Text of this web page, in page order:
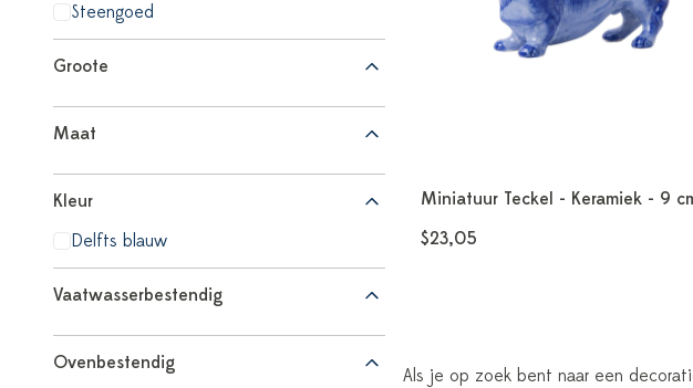
Steengoed
Groote
Maat
Kleur
Delfts blauw
Vaatwasserbestendig
Ovenbestendig
Miniatuur Teckel - Keramiek - 9
$23,05
Als je op zoek bent naar een